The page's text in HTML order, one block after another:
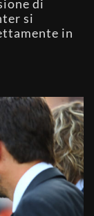
di
si
in